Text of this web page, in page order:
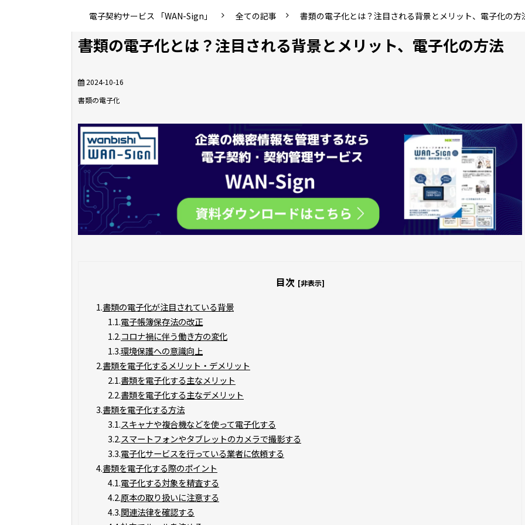
電子契約サービス 「WAN-Sign」 全ての記事 書類の電子化とは？注目される背景とメリット、電子化の方
書類の電子化とは？注目される背景とメリット、電子化の方法
2024-10-16
書類の電子化
目次 [非表示]
1.書類の電子化が注目されている背景
1.1.電子帳簿保存法の改正
1.2.コロナ禍に伴う働き方の変化
1.3.環境保護への意識向上
2.書類を電子化するメリット・デメリット
2.1.書類を電子化する主なメリット
2.2.書類を電子化する主なデメリット
3.書類を電子化する方法
3.1.スキャナや複合機などを使って電子化する
3.2.スマートフォンやタブレットのカメラで撮影する
3.3.電子化サービスを行っている業者に依頼する
4.書類を電子化する際のポイント
4.1.電子化する対象を精査する
4.2.原本の取り扱いに注意する
4.3.関連法律を確認する